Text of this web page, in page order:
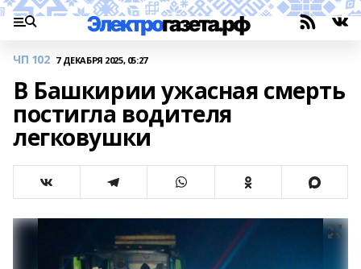
ЧП 102 7 ДЕКАБРЯ 2025, 05:27
В Башкирии ужасная смерть
постигла водителя
легковушки